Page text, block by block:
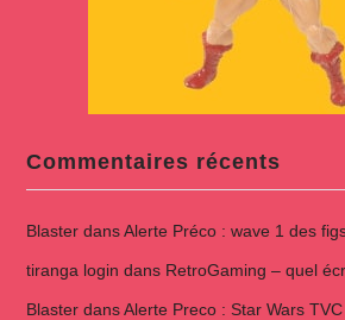
Commentaires récents
BlasterdansAlerte Préco : wave 1 des
tiranga login dans RetroGaming – quel
BlasterdansAlerte Preco : Star Wars